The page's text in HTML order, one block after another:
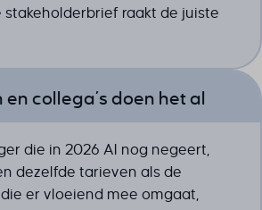
stakeholderbrief raakt de juiste
collega’s doen het al
die in 2026 AI nog negeert,
dezelfde tarieven als de
er vloeiend mee omgaat,